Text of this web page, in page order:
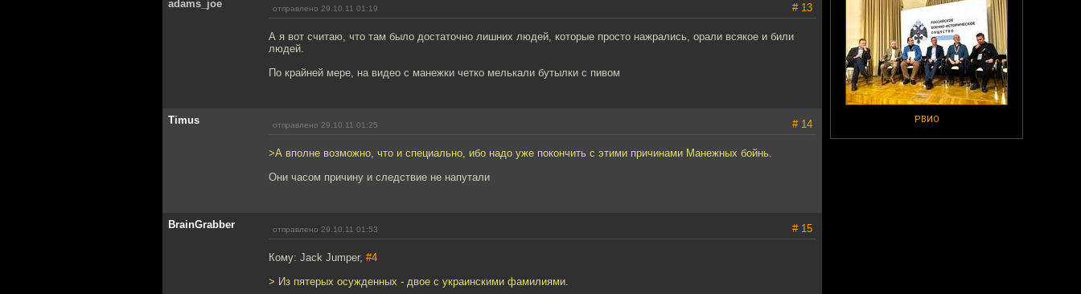
РВИО
adams_joe отправлено 29.10.11 01:19 # 13
А я вот считаю, что там было достаточно лишних людей, которые просто нажрались, орали всякое и били
людей.
По крайней мере, на видео с манежки четко мелькали бутылки с пивом
Timus отправлено 29.10.11 01:25 # 14
>А вполне возможно, что и специально, ибо надо уже покончить с этими причинами Манежных бойнь.
Они часом причину и следствие не напутали
BrainGrabber отправлено 29.10.11 01:53 # 15
Кому: Jack Jumper, #4
> Из пятерых осужденных - двое с украинскими фамилиями.